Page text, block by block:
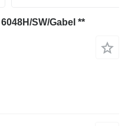
SW/Gabel **